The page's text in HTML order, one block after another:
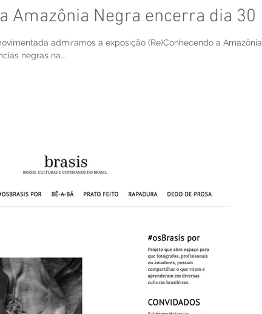
Amazônia Negra encerra dia 30
admiramos a exposição (Re)Conhecendo a Amazônia
negras na...